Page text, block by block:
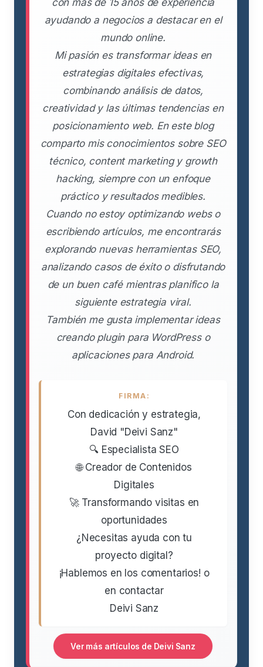
con más de 15 años de experiencia
ayudando a negocios a destacar en el
mundo online.
Mi pasión es transformar ideas en
estrategias digitales efectivas,
combinando análisis de datos,
creatividad y las últimas tendencias en
posicionamiento web. En este blog
comparto mis conocimientos sobre SEO
técnico, content marketing y growth
hacking, siempre con un enfoque
práctico y resultados medibles.
Cuando no estoy optimizando webs o
escribiendo artículos, me encontrarás
explorando nuevas herramientas SEO,
analizando casos de éxito o disfrutando
de un buen café mientras planifico la
siguiente estrategia viral.
También me gusta implementar ideas
creando plugin para WordPress o
aplicaciones para Android.
FIRMA:
Con dedicación y estrategia,
David "Deivi Sanz"
🔍 Especialista SEO
🌐 Creador de Contenidos
Digitales
🚀 Transformando visitas en
oportunidades
¿Necesitas ayuda con tu
proyecto digital?
¡Hablemos en los comentarios! o
en contactar
Deivi Sanz
Ver más artículos de Deivi Sanz